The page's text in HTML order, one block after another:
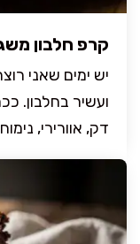
קרפ חלבון משגע ב-15 דקות,
יש ימים שאני
ועשיר בחלבון.
דק, אוורירי,